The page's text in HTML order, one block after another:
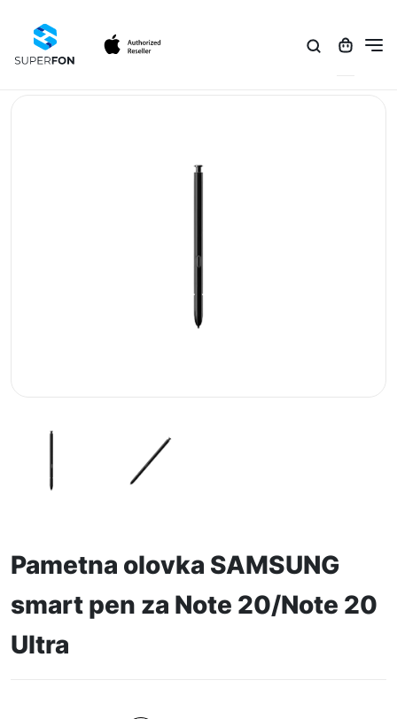
Pametna olovka SAMSUNG
smart pen za Note 20/Note 20
Ultra